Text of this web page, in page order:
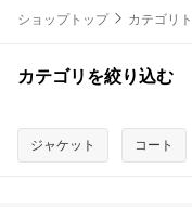
ショップトップ カテゴリ
カテゴリを絞り込む
ジャケット コート